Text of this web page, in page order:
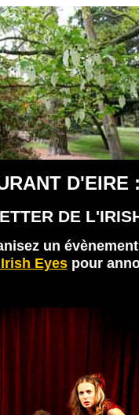
D'EIRE
DE
un
Eyespour